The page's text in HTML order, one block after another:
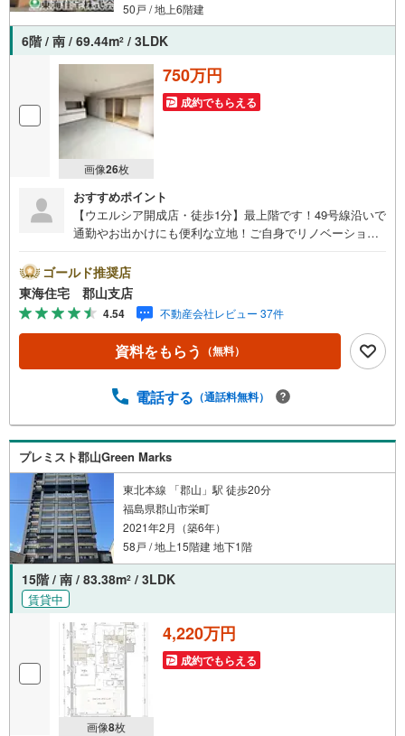
50戸 / 地上6階建
6階 / 南 / 69.44m2 / 3LDK
画像26枚
750万円
成約でもらえる
おすすめポイント
【ウエルシア開成店・徒歩1分】最上階です！49号線沿いで
通勤やお出かけにも便利な立地！ご自身でリノベーション
方にもおすすめです！
ゴールド推奨店
東海住宅 郡山支店
4.54 不動産会社レビュー 37件
資料をもらう （無料）
電話する （通話料無料）
プレミスト郡山Green Marks
東北本線 「郡山」駅 徒歩20分
福島県郡山市栄町
2021年2月（築6年）
58戸 / 地上15階建 地下1階
15階 / 南 / 83.38m2 / 3LDK
賃貸中
画像8枚
4,220万円
成約でもらえる